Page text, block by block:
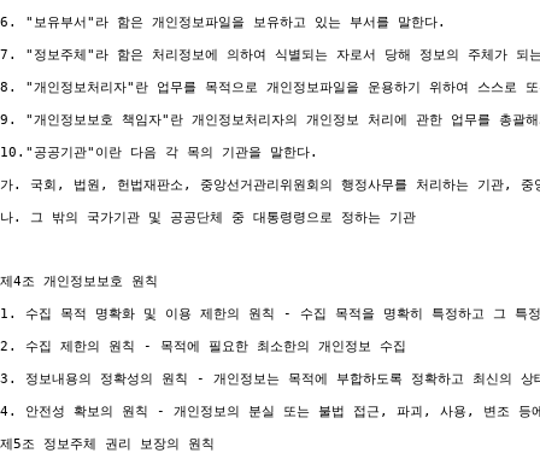
6. "보유부서"라 함은 개인정보파일을 보유하고 있는 부서를 말한다.
7. "정보주체"라 함은 처리정보에 의하여 식별되는 자로서 당해 정보의 주체가 되
8. "개인정보처리자"란 업무를 목적으로 개인정보파일을 운용하기 위하여 스스
9. "개인정보보호 책임자"란 개인정보처리자의 개인정보 처리에 관한 업무를 총괄
10."공공기관"이란 다음 각 목의 기관을 말한다.
가. 국회, 법원, 헌법재판소, 중앙선거관리위원회의 행정사무를 처리하는 기관,
나. 그 밖의 국가기관 및 공공단체 중 대통령령으로 정하는 기관
제4조 개인정보보호 원칙
1. 수집 목적 명확화 및 이용 제한의 원칙 - 수집 목적을 명확히 특정하고 그 특정
2. 수집 제한의 원칙 - 목적에 필요한 최소한의 개인정보 수집
3. 정보내용의 정확성의 원칙 - 개인정보는 목적에 부합하도록 정확하고 최신의 상
4. 안전성 확보의 원칙 - 개인정보의 분실 또는 불법 접근, 파괴, 사용, 변조 등에
제5조 정보주체 권리 보장의 원칙